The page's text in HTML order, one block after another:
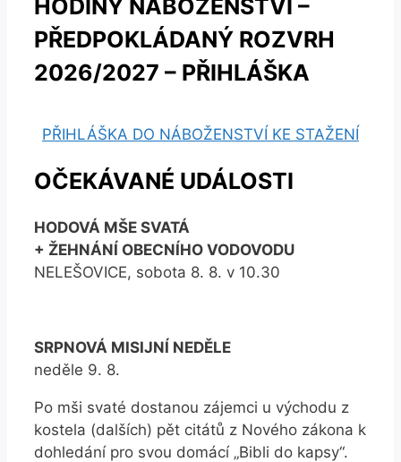
HODINY NÁBOŽENSTVÍ –
PŘEDPOKLÁDANÝ ROZVRH
2026/2027 – PŘIHLÁŠKA
PŘIHLÁŠKA DO NÁBOŽENSTVÍ KE STAŽENÍ
OČEKÁVANÉ UDÁLOSTI
HODOVÁ MŠE SVATÁ
+ ŽEHNÁNÍ OBECNÍHO VODOVODU
NELEŠOVICE, sobota 8. 8. v 10.30
SRPNOVÁ MISIJNÍ NEDĚLE
neděle 9. 8.
Po mši svaté dostanou zájemci u východu z
kostela (dalších) pět citátů z Nového zákona k
dohledání pro svou domácí „Bibli do kapsy“.